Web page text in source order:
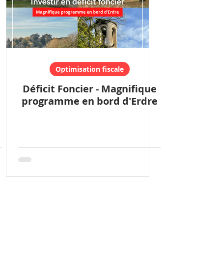
Optimisation fiscale
Déficit Foncier - Magnifique
programme en bord d'Erdre